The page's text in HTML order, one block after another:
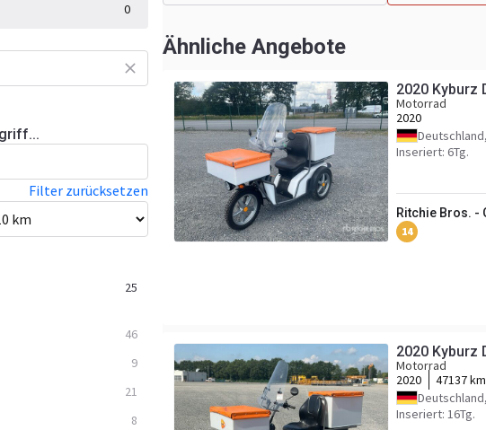
0
Filter zurücksetzen
25
3
20
2
0
46
9
21
8
Ähnliche Angebote
2020 Kyburz
Motorrad
2020
Inseriert: 6Tg.
Ritchie Bros. -
14
2020 Kyburz
Motorrad
2020
47137 km
Inseriert: 16Tg.